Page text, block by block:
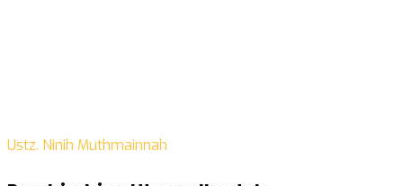
Ustz. Ninih Muthmainnah